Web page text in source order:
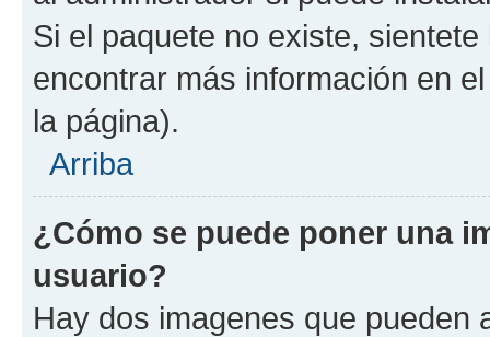
Si el paquete no existe,
encontrar más información en
la página).
Arriba
¿Cómo se puede poner una
usuario?
Hay dos imagenes que pueden